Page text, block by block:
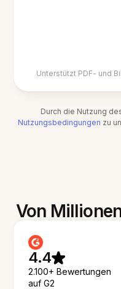
Unterstützt PDF- und
Durch die Nutzung
Nutzungsbedingungen zu
Von
4.4
2.100+ Bewertungen
auf G2